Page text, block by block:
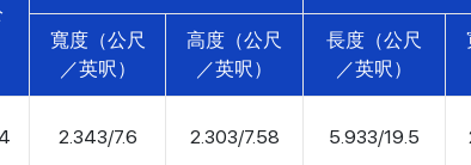
寬度（公尺
／英呎）
高度（公尺
／英呎）
長度（公尺
／英呎）
2.343/7.6 2.303/7.58 5.933/19.5